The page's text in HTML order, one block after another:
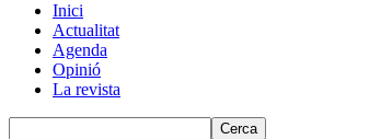
Inici
Actualitat
Agenda
Opinió
La revista